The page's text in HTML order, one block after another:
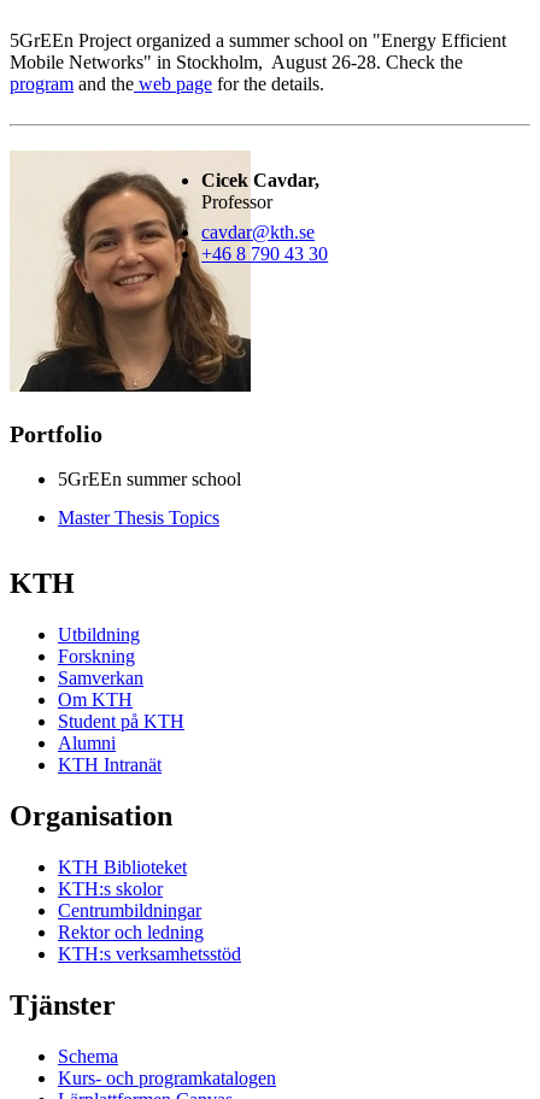
5GrEEn Project organized a summer school on "Energy Efficient
Mobile Networks" in Stockholm, August 26-28. Check the
program and the web page for the details.
Cicek Cavdar,
Professor
cavdar@kth.se
+46 8 790 43 30
Portfolio
5GrEEn summer school
Master Thesis Topics
KTH
Utbildning
Forskning
Samverkan
Om KTH
Student på KTH
Alumni
KTH Intranät
Organisation
KTH Biblioteket
KTH:s skolor
Centrumbildningar
Rektor och ledning
KTH:s verksamhetsstöd
Tjänster
Schema
Kurs- och programkatalogen